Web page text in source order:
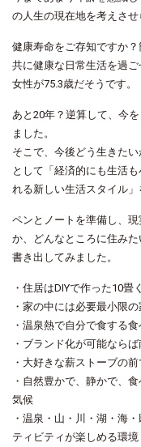
の人生の現在地を考えさせ
健康寿命をご存知ですか
共に健康な日常生活を過ご
女性が75.3歳だそうです。
あと20年？逆算して、今
ました。
そこで、今後どう生きた
として「経済的にも生活
れる新しい生活スタイル
ペンとノートを準備し、
か、どんなところに住み
書き出してみました。
・住居はDIYで作った10畳
・家の中には必要最小限
・温泉熱で自分で食する
・ブランド化が可能なら
・大好きな薪ストーブの
・自然豊かで、静かで、
気候
・温泉・山・川・湖・海
ティビティが楽しめる環境